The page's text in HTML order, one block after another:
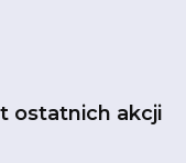
ostatnich akcji